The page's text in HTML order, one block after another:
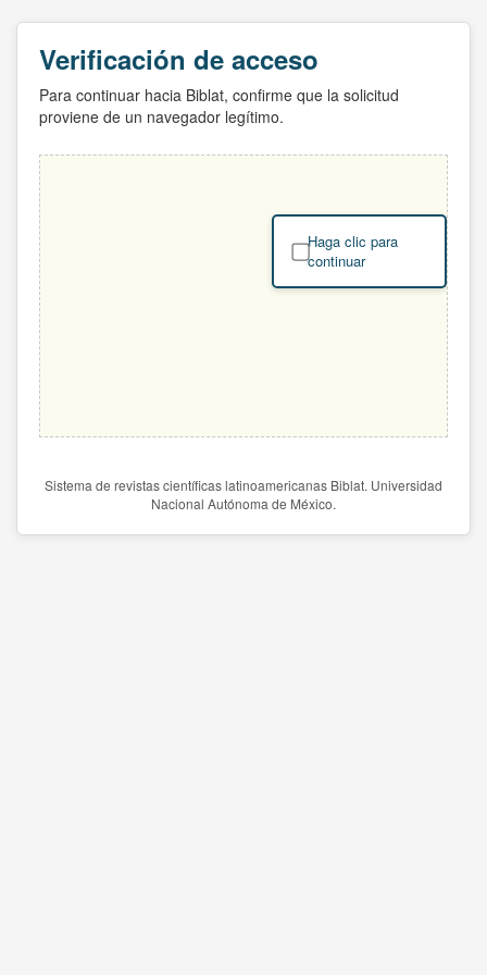
Verificación de acceso
Para continuar hacia Biblat, confirme que la solicitud
proviene de un navegador legítimo.
Haga clic para
continuar
Sistema de revistas científicas latinoamericanas Biblat. Universidad
Nacional Autónoma de México.